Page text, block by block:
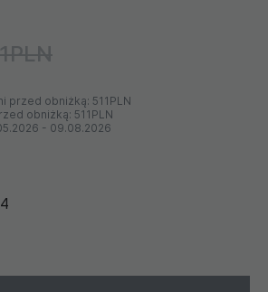
przed obniżką: 511PLN
obniżką: 511PLN
- 09.08.2026